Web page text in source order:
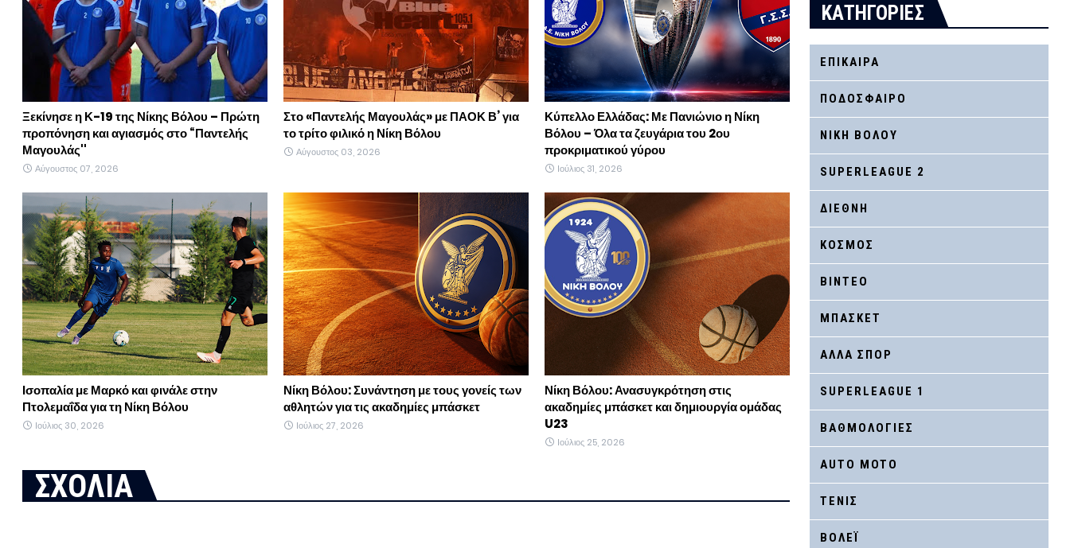
Ξεκίνησε η Κ-19 της Νίκης Βόλου – Πρώτη
προπόνηση και αγιασμός στο “Παντελής
Μαγουλάς''
Αύγουστος 07, 2026
Στο «Παντελής Μαγουλάς» με ΠΑΟΚ Β’ για
το τρίτο φιλικό η Νίκη Βόλου
Αύγουστος 03, 2026
Κύπελλο Ελλάδας: Με Πανιώνιο η Νίκη
Βόλου – Όλα τα ζευγάρια του 2ου
προκριματικού γύρου
Ιούλιος 31, 2026
Ισοπαλία με Μαρκό και φινάλε στην
Πτολεμαΐδα για τη Νίκη Βόλου
Ιούλιος 30, 2026
Νίκη Βόλου: Συνάντηση με τους γονείς των
αθλητών για τις ακαδημίες μπάσκετ
Ιούλιος 27, 2026
Νίκη Βόλου: Ανασυγκρότηση στις
ακαδημίες μπάσκετ και δημιουργία ομάδας
U23
Ιούλιος 25, 2026
ΣΧΟΛΙΑ
ΚΑΤΗΓΟΡΙΕΣ
ΕΠΙΚΑΙΡΑ
ΠΟΔΟΣΦΑΙΡΟ
ΝΙΚΗ ΒΟΛΟΥ
SUPERLEAGUE 2
ΔΙΕΘΝΗ
ΚΟΣΜΟΣ
ΒΙΝΤΕΟ
ΜΠΑΣΚΕΤ
ΑΛΛΑ ΣΠΟΡ
SUPERLEAGUE 1
ΒΑΘΜΟΛΟΓΙΕΣ
AUTO MOTO
ΤΕΝΙΣ
ΒΟΛΕΪ